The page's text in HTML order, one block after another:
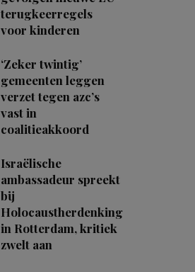
terugkeerregels
voor kinderen
‘Zeker twintig’
gemeenten leggen
verzet tegen azc’s
vast in
coalitieakkoord
Israëlische
ambassadeur spreekt
bij
Holocaustherdenking
in Rotterdam, kritiek
zwelt aan